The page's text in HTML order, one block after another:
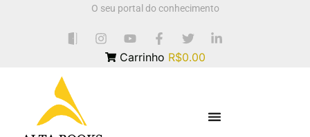
O seu portal do conhecimento
Carrinho R$0.00